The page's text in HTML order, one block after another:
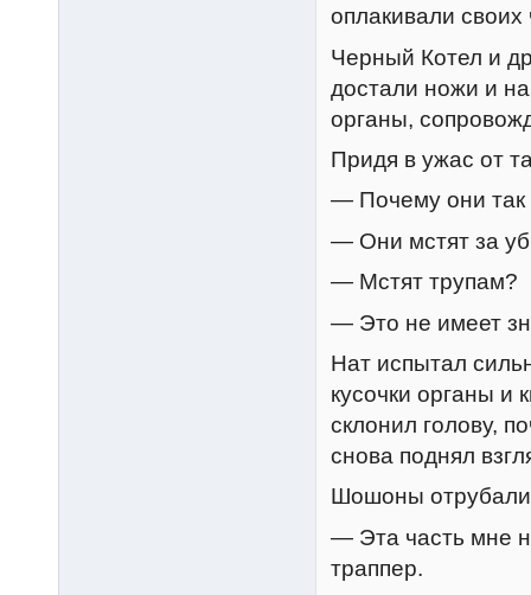
оплакивали
Черный Котел и
достали ножи и
органы,
Придя в ужас от
— Почему они так
— Они мстят за
— Мстят трупам?
— Это не имеет
Нат испытал
кусочки органы и
склонил голову,
снова поднял
Шошоны
— Эта часть мне
траппер.